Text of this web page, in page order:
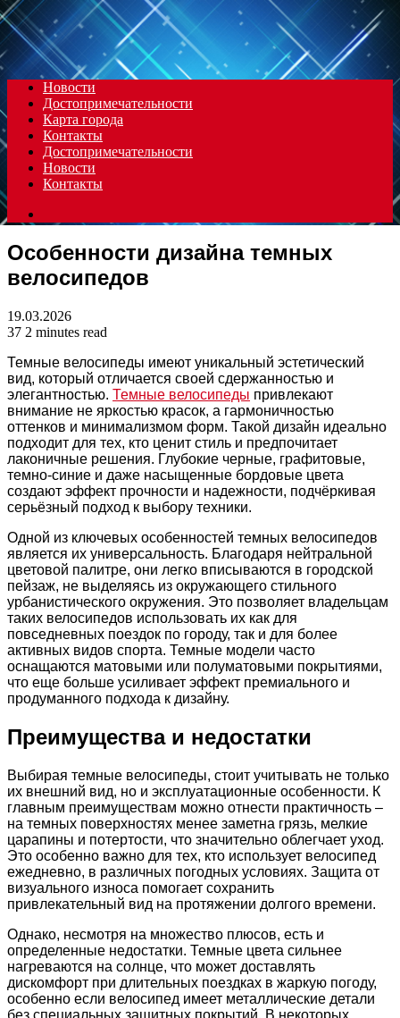
Menu
Новости
Достопримечательности
Карта города
Контакты
Достопримечательности
Новости
Контакты
for
Особенности дизайна темных
велосипедов
19.03.2026
37 2 minutes read
Темные велосипеды имеют уникальный эстетический
вид, который отличается своей сдержанностью и
элегантностью. Темные велосипеды привлекают
внимание не яркостью красок, а гармоничностью
оттенков и минимализмом форм. Такой дизайн идеально
подходит для тех, кто ценит стиль и предпочитает
лаконичные решения. Глубокие черные, графитовые,
темно-синие и даже насыщенные бордовые цвета
создают эффект прочности и надежности, подчёркивая
серьёзный подход к выбору техники.
Одной из ключевых особенностей темных велосипедов
является их универсальность. Благодаря нейтральной
цветовой палитре, они легко вписываются в городской
пейзаж, не выделяясь из окружающего стильного
урбанистического окружения. Это позволяет владельцам
таких велосипедов использовать их как для
повседневных поездок по городу, так и для более
активных видов спорта. Темные модели часто
оснащаются матовыми или полуматовыми покрытиями,
что еще больше усиливает эффект премиального и
продуманного подхода к дизайну.
Преимущества и недостатки
Выбирая темные велосипеды, стоит учитывать не только
их внешний вид, но и эксплуатационные особенности. К
главным преимуществам можно отнести практичность –
на темных поверхностях менее заметна грязь, мелкие
царапины и потертости, что значительно облегчает уход.
Это особенно важно для тех, кто использует велосипед
ежедневно, в различных погодных условиях. Защита от
визуального износа помогает сохранить
привлекательный вид на протяжении долгого времени.
Однако, несмотря на множество плюсов, есть и
определенные недостатки. Темные цвета сильнее
нагреваются на солнце, что может доставлять
дискомфорт при длительных поездках в жаркую погоду,
особенно если велосипед имеет металлические детали
без специальных защитных покрытий. В некоторых